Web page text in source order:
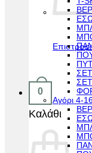
0
Καλάθι
Αγόρι 4-